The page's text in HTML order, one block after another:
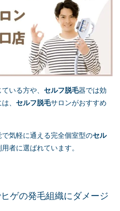
いる方や、 セルフ脱毛器では効
、 セルフ脱毛サロンがおすすめ
気軽に通える完全個室型のセル
者に選ばれています。
ゲの発毛組織にダメージ